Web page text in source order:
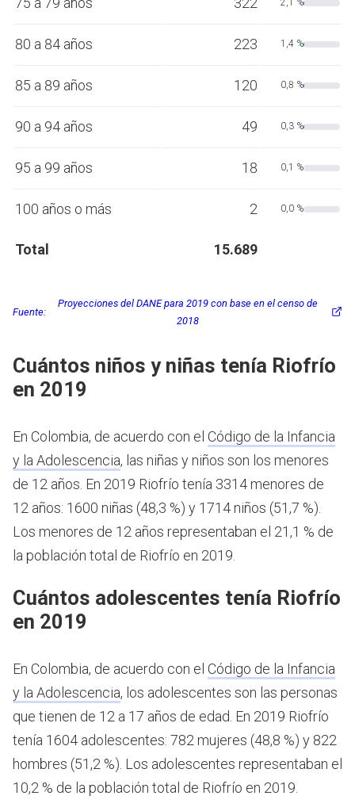
2,1 %
80 a 84 años 223 1,4 %
85 a 89 años 120 0,8 %
90 a 94 años 49 0,3 %
95 a 99 años 18 0,1 %
100 años o más 2 0,0 %
Total 15.689
Fuente:
Proyecciones del DANE para 2019 con base en el censo de
2018
Cuántos niños y niñas tenía Riofrío
en 2019
En Colombia, de acuerdo con el Código de la Infancia
y la Adolescencia, las niñas y niños son los menores
de 12 años. En 2019 Riofrío tenía 3314 menores de
12 años: 1600 niñas (48,3 %) y 1714 niños (51,7 %).
Los menores de 12 años representaban el 21,1 % de
la población total de Riofrío en 2019.
Cuántos adolescentes tenía Riofrío
en 2019
En Colombia, de acuerdo con el Código de la Infancia
y la Adolescencia, los adolescentes son las personas
que tienen de 12 a 17 años de edad. En 2019 Riofrío
tenía 1604 adolescentes: 782 mujeres (48,8 %) y 822
hombres (51,2 %). Los adolescentes representaban el
10,2 % de la población total de Riofrío en 2019.